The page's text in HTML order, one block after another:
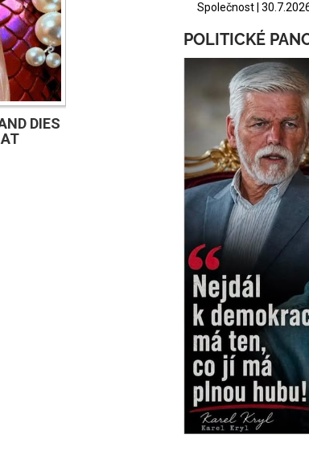
DIES
Společnost |
POLITICKÉ